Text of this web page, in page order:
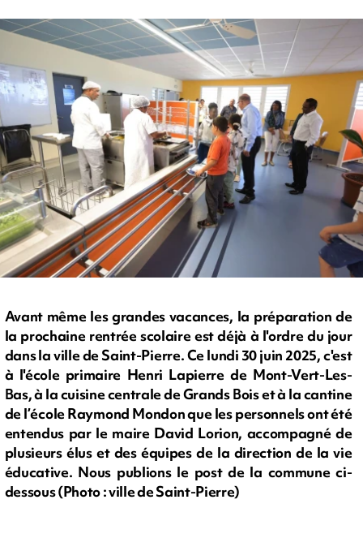
Avant même les grandes vacances, la préparation de
la prochaine rentrée scolaire est déjà à l'ordre du jour
dans la ville de Saint-Pierre. Ce lundi 30 juin 2025, c'est
à l'école primaire Henri Lapierre de Mont-Vert-Les-
Bas, à la cuisine centrale de Grands Bois et à la cantine
de l’école Raymond Mondon que les personnels ont été
entendus par le maire David Lorion, accompagné de
plusieurs élus et des équipes de la direction de la vie
éducative. Nous publions le post de la commune ci-
dessous (Photo : ville de Saint-Pierre)